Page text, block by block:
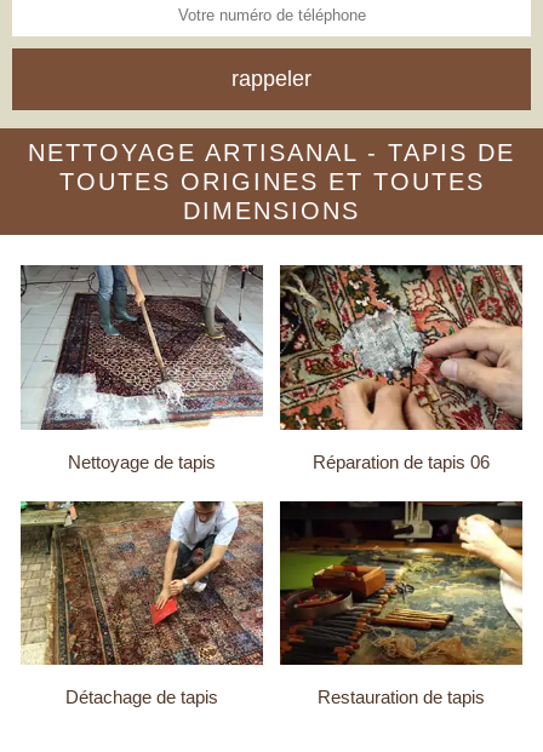
NETTOYAGE ARTISANAL - TAPIS DE
TOUTES ORIGINES ET TOUTES
DIMENSIONS
Nettoyage de tapis Réparation de tapis 06
Détachage de tapis Restauration de tapis